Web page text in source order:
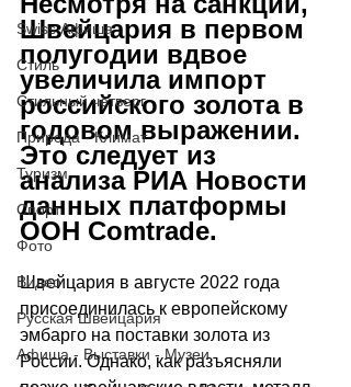
Swiss Афиша
Стиль
Стильный четверг
Природа - Климат
Туризм
Спорт
Фото
Видео
Русская Швейцария
Афиша - Выставки - Музеи
Швейцария в первом
полугодии вдвое
увеличила импорт
российского золота в
годовом выражении.
Это следует из
анализа РИА Новости
данных платформы
ООН Comtrade.
Швейцария в августе 2022 года
присоединилась к европейскому
эмбарго на поставки золота из
России. Однако, как разъясняли